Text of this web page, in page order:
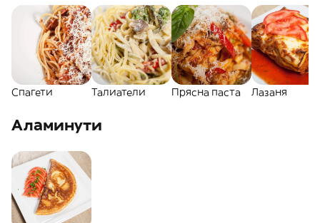
Спагети Талиатели Прясна паста Лазаня
Аламинути